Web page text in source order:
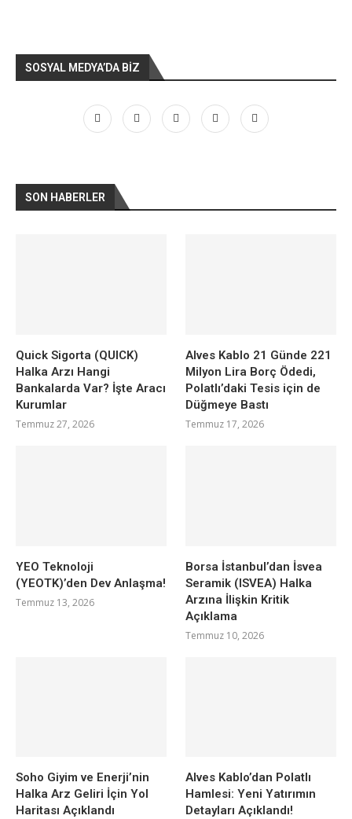
SOSYAL MEDYA’DA BIZ
SON HABERLER
Quick Sigorta (QUICK)
Halka Arzı Hangi
Bankalarda Var? İşte Aracı
Kurumlar
Temmuz 27, 2026
Alves Kablo 21 Günde 221
Milyon Lira Borç Ödedi,
Polatlı’daki Tesis için de
Düğmeye Bastı
Temmuz 17, 2026
YEO Teknoloji
(YEOTK)’den Dev Anlaşma!
Temmuz 13, 2026
Borsa İstanbul’dan İsvea
Seramik (ISVEA) Halka
Arzına İlişkin Kritik
Açıklama
Temmuz 10, 2026
Soho Giyim ve Enerji’nin
Halka Arz Geliri İçin Yol
Haritası Açıklandı
Alves Kablo’dan Polatlı
Hamlesi: Yeni Yatırımın
Detayları Açıklandı!